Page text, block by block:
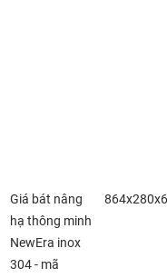
Giá bát nâng
hạ thông minh
NewEra inox
304 - mã